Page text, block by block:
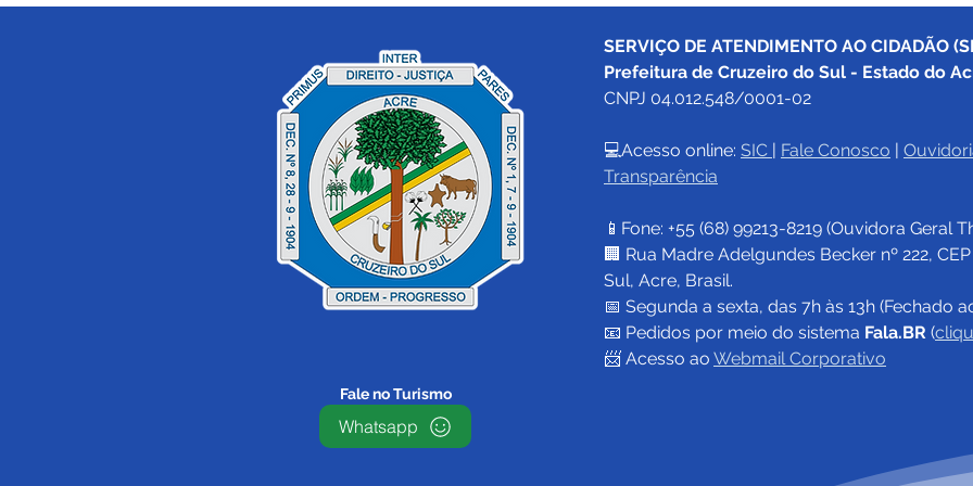
SERVIÇO DE ATENDIMENTO AO CIDADÃO
Prefeitura de Cruzeiro do Sul - Estado do
CNPJ 04.012.548/0001-02
💻Acesso online: SIC | Fale Conosco |
Transparência
📱Fone: +55 (68) 99213-8219 (Ouvidora Geral
🏢 Rua Madre Adelgundes Becker nº 222,
Sul, Acre, Brasil.
📅 Segunda a sexta, das 7h às 13h (Fechado
📧 Pedidos por meio do sistema Fala.BR (
📨 Acesso ao Webmail Corporativo
Fale no Turismo
Whatsapp